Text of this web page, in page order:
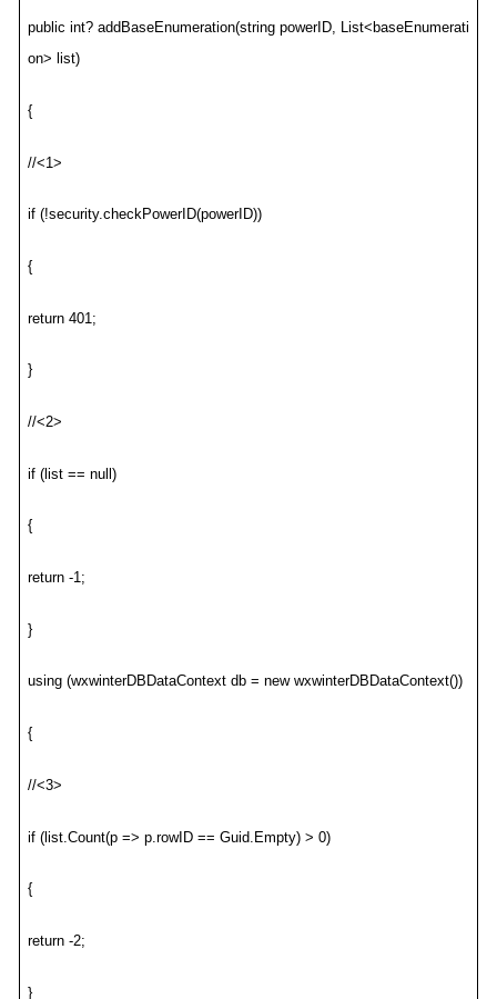
public int? addBaseEnumeration(string powerID, List<baseEnumerati
on> list)
{
//<1>
if (!security.checkPowerID(powerID))
{
return 401;
}
//<2>
if (list == null)
{
return -1;
}
using (wxwinterDBDataContext db = new wxwinterDBDataContext())
{
//<3>
if (list.Count(p => p.rowID == Guid.Empty) > 0)
{
return -2;
}